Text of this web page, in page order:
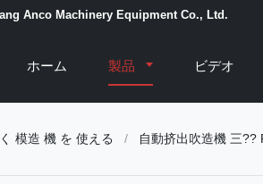
Anco Machinery Equipment Co., Ltd.
ホーム 製品 ビデオ
模造 機 を 使える / 自動挤出吹造機 三??